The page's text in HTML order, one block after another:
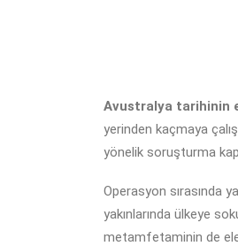
Avustralya tarihinin
yerinden kaçmaya
yönelik soruşturma
Operasyon sırasında
yakınlarında ülkeye
metamfetaminin de